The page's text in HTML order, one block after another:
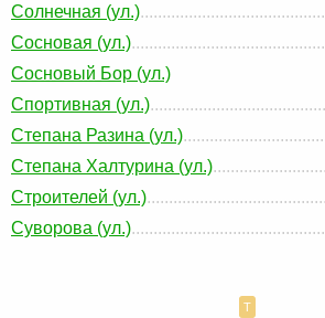
Солнечная (ул.)
Сосновая (ул.)
Сосновый Бор (ул.)
Спортивная (ул.)
Степана Разина (ул.)
Степана Халтурина (ул.)
Строителей (ул.)
Суворова (ул.)
Т